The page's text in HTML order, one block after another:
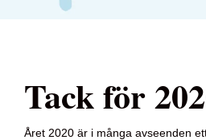
Tack för
Året 2020 är i många avseenden